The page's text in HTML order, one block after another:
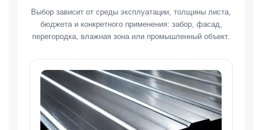
Выбор зависит от среды эксплуатации, толщины листа,
бюджета и конкретного применения: забор, фасад,
перегородка, влажная зона или промышленный объект.